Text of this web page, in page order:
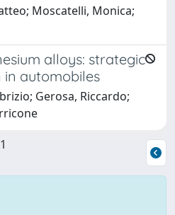
Moscatelli, Monica;
alloys: strategic
automobiles
Gerosa, Riccardo;